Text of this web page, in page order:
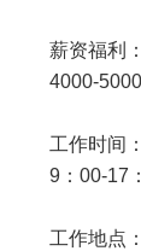
薪资福利：
4000-
工作时间：
9：00-17
工作地点：